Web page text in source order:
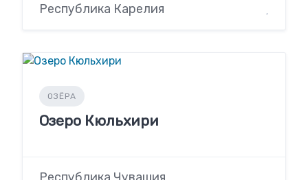
Республика Карелия
ОЗЁРА
Озеро Кюльхири